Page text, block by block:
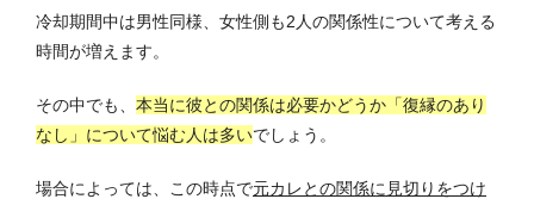
冷却期間中は男性同様、女性側も2人の関係性について考える
時間が増えます。
その中でも、 本当に彼との関係は必要かどうか「復縁のあり
なし」について悩む人は多いでしょう。
場合によっては、この時点で元カレとの関係に見切りをつけ